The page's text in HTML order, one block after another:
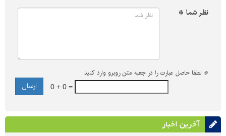
نظر شما *
* لطفا حاصل عبارت را در جعبه متن روبرو وارد کنید
0 + 0 =
آخرین اخبار